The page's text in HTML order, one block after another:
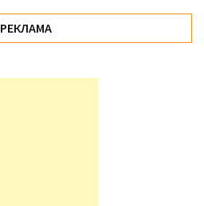
РЕКЛАМА